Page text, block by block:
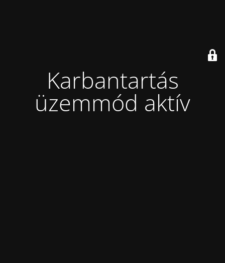
Karbantartás
üzemmód aktív